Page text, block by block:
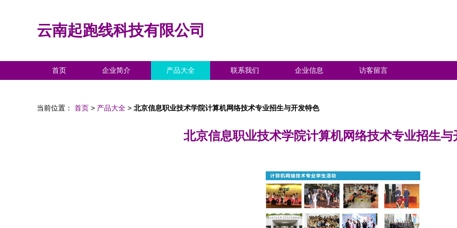
云南起跑线科技有限公司
首页 企业简介 产品大全 联系我们 企业信息 访客留言
当前位置： 首页 > 产品大全 > 北京信息职业技术学院计算机网络技术专业招生与开发特色
北京信息职业技术学院计算机网络技术专业招生与